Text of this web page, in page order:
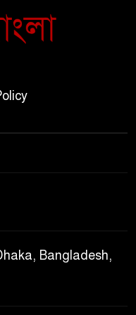
সৌজন্য
মহাপরিদর্শক
মিস মাল্টিন্যাশনাল
Bangladesh,